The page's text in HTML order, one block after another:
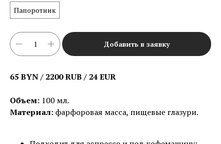
Папоротник
Добавить в заявку
65 BYN / 2200 RUB / 24 EUR
Объем: 100 мл.
Материал: фарфоровая масса, пищевые глазури.